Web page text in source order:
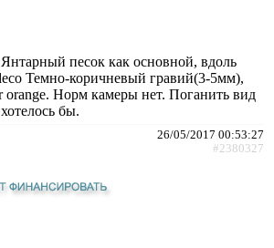
песок как основной, вдоль
Темно-коричневый гравий(3-5мм),
orange. Норм камеры нет. Поганить вид
бы.
26/05/2017 00:53:27
#2380327